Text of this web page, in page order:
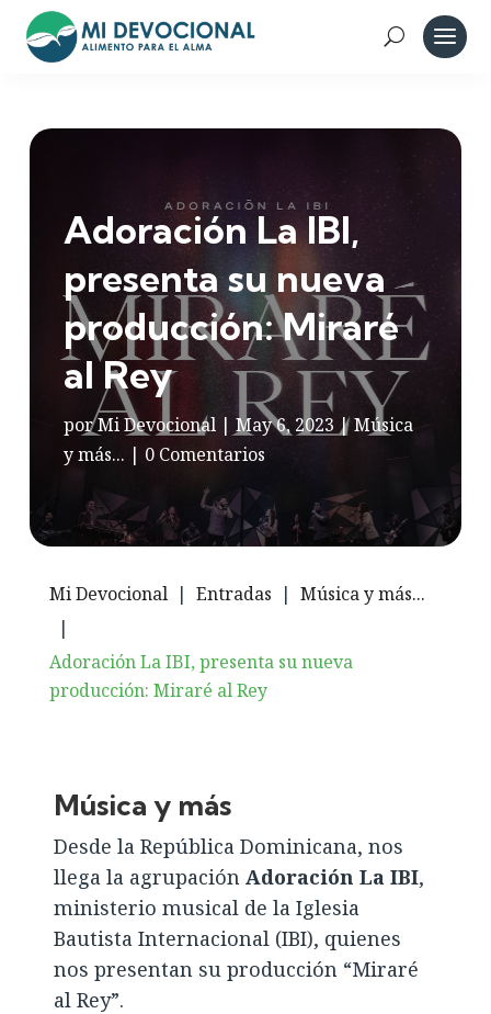
Adoración La IBI,
presenta su nueva
producción: Miraré
al Rey
porMi Devocional |May 6, 2023 |Música
y más... | 0 Comentarios
Mi Devocional | Entradas | Música y más...
|
Adoración La IBI, presenta su nueva
producción: Miraré al Rey
Música y más
Desde la República Dominicana, nos
llega la agrupaciónAdoración La IBI,
ministerio musical de la Iglesia
Bautista Internacional (IBI), quienes
nos presentan su producción “Miraré
al Rey”.